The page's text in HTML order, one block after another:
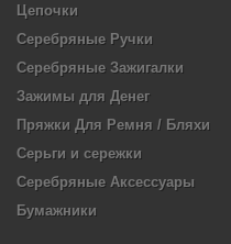
Цепочки
Серебряные Ручки
Серебряные Зажигалки
Зажимы для Денег
Пряжки Для Ремня / Бляхи
Серьги и сережки
Серебряные Аксессуары
Бумажники